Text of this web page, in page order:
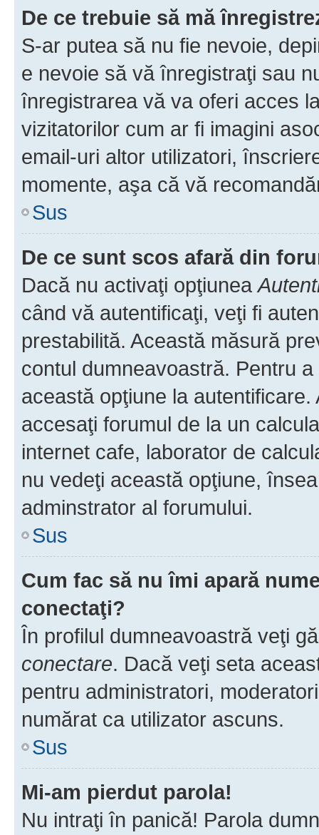
De ce trebuie să mă
S-ar putea să nu fie nevoie,
e nevoie să vă înregistraţi sau
înregistrarea vă va oferi acces
vizitatorilor cum ar fi imagini
email-uri altor utilizatori,
momente, aşa că vă
Sus
De ce sunt scos afară din
Dacă nu activaţi opţiunea
când vă autentificaţi, veţi fi
prestabilită. Această măsură
contul dumneavoastră. Pentru
această opţiune la
accesaţi forumul de la un
internet cafe, laborator de
nu vedeţi această opţiune,
adminstrator al forumului.
Sus
Cum fac să nu îmi apară
conectaţi?
În profilul dumneavoastră veţi
conectare. Dacă veţi seta
pentru administratori,
numărat ca utilizator ascuns.
Sus
Mi-am pierdut parola!
Nu intraţi în panică! Parola